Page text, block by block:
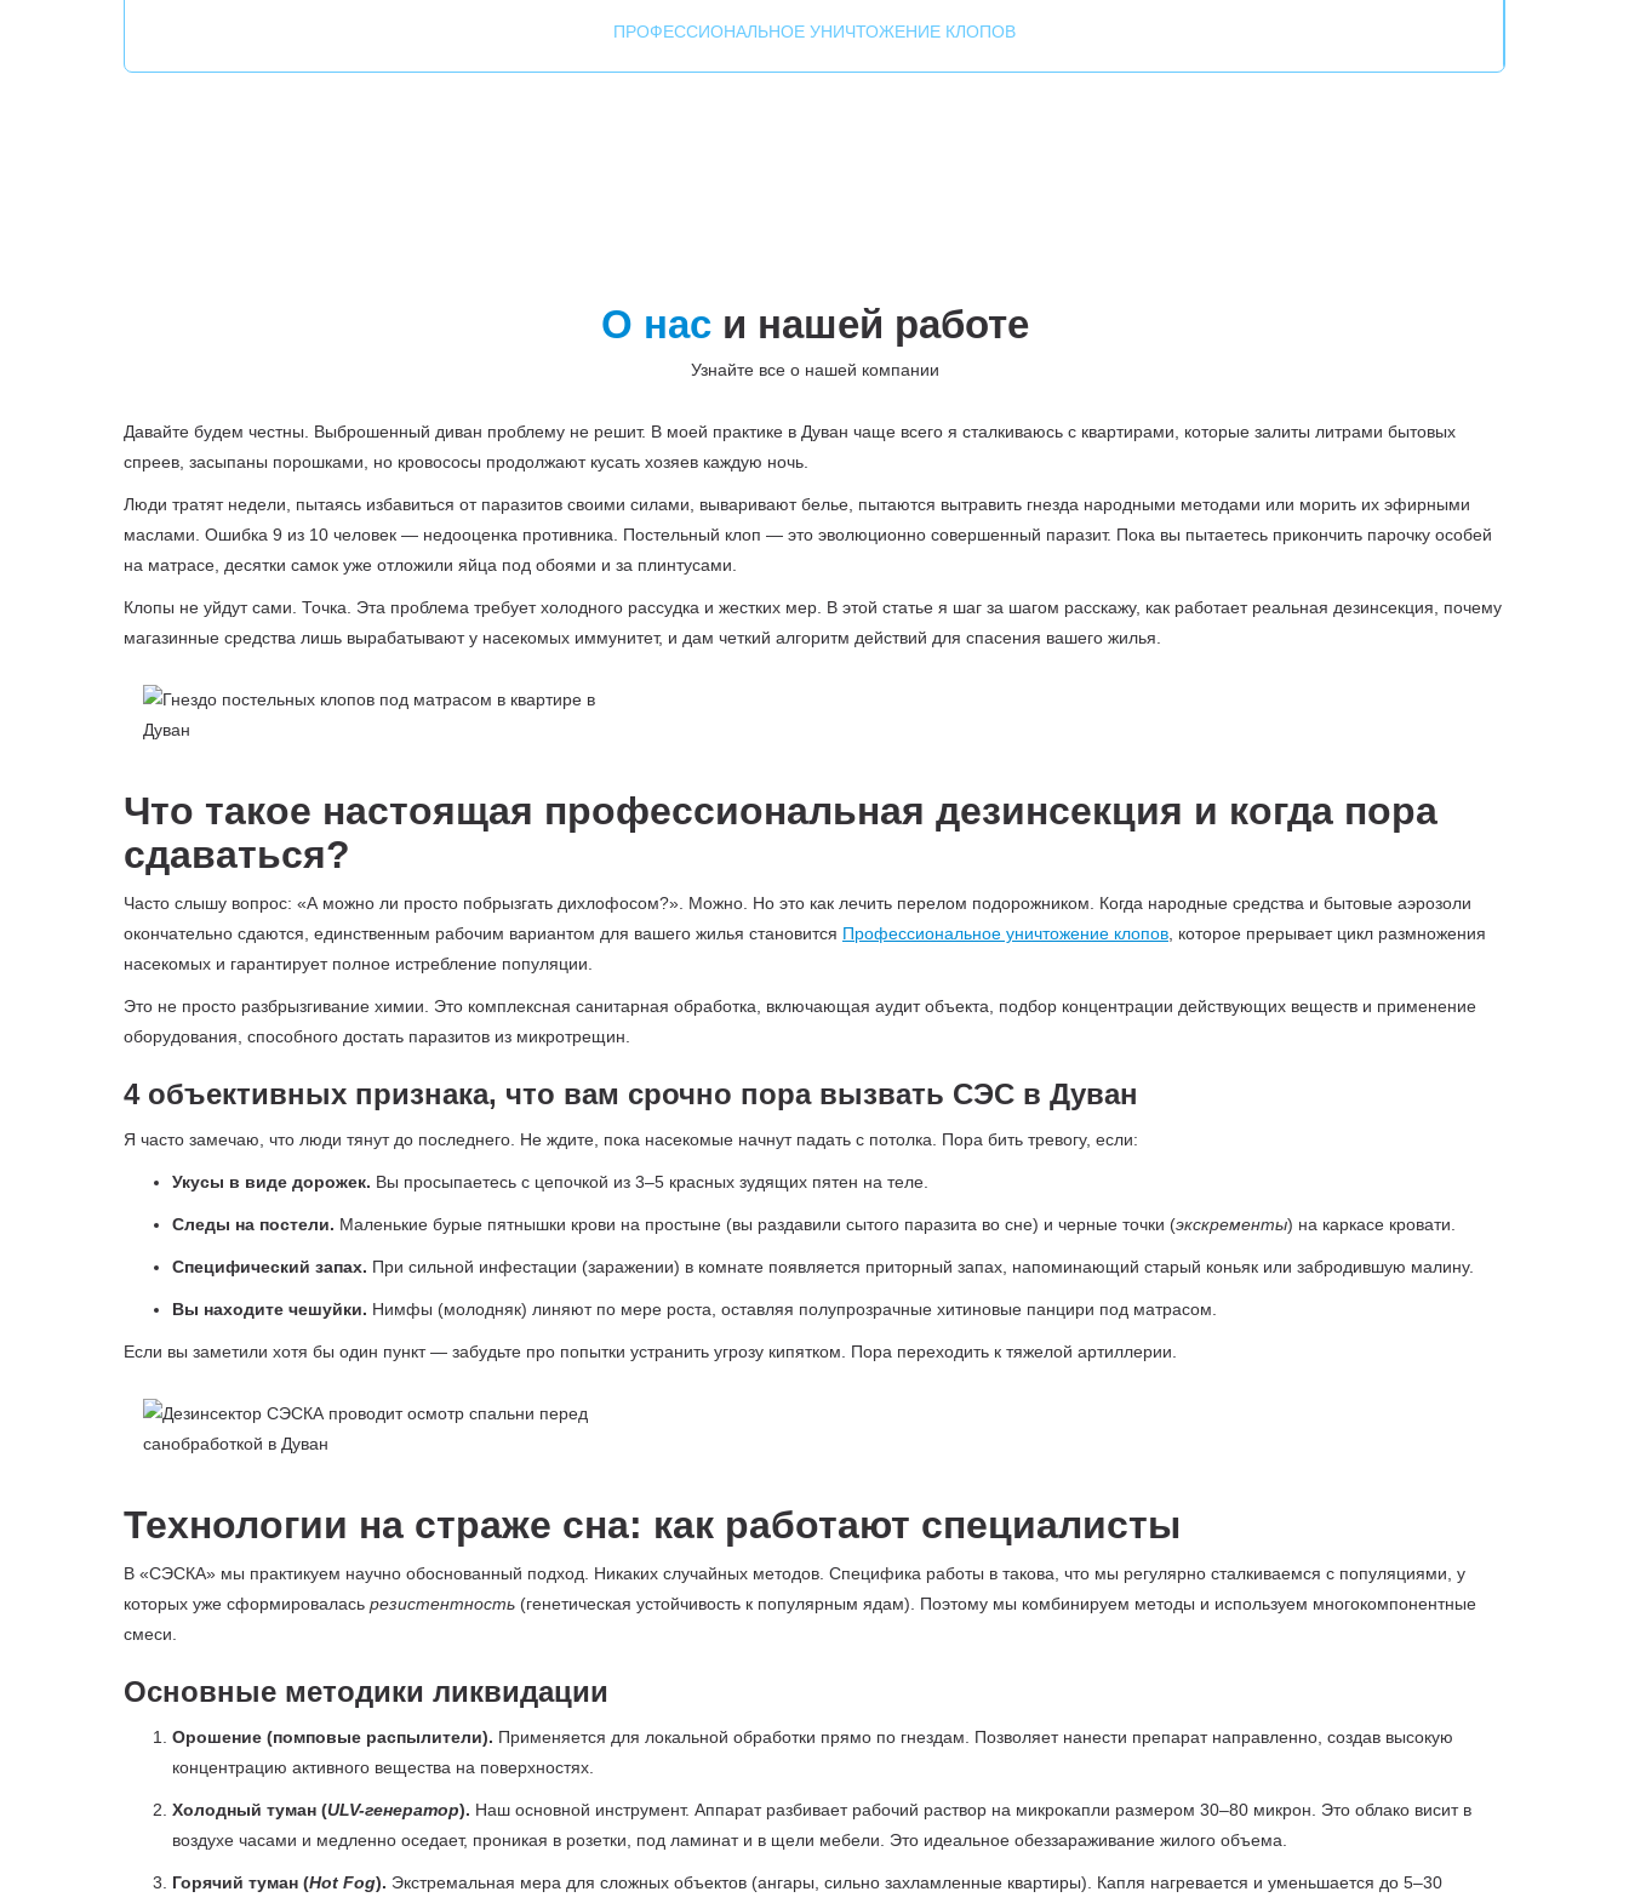
ПРОФЕССИОНАЛЬНОЕ УНИЧТОЖЕНИЕ КЛОПОВ
О наси нашей работе
Узнайте все о нашей компании
Давайте будем честны. Выброшенный диван проблему не решит. В моей практике в Дуван чаще всего я сталкиваюсь с квартирами, которые залиты литрами бытовых
спреев, засыпаны порошками, но кровососы продолжают кусать хозяев каждую ночь.
Люди тратят недели, пытаясь избавиться от паразитов своими силами, вываривают белье, пытаются вытравить гнезда народными методами или морить их эфирными
маслами. Ошибка 9 из 10 человек — недооценка противника. Постельный клоп — это эволюционно совершенный паразит. Пока вы пытаетесь прикончить парочку особей
на матрасе, десятки самок уже отложили яйца под обоями и за плинтусами.
Клопы не уйдут сами. Точка. Эта проблема требует холодного рассудка и жестких мер. В этой статье я шаг за шагом расскажу, как работает реальная дезинсекция, почему
магазинные средства лишь вырабатывают у насекомых иммунитет, и дам четкий алгоритм действий для спасения вашего жилья.
Что такое настоящая профессиональная дезинсекция и когда пора
сдаваться?
Часто слышу вопрос: «А можно ли просто побрызгать дихлофосом?». Можно. Но это как лечить перелом подорожником. Когда народные средства и бытовые аэрозоли
окончательно сдаются, единственным рабочим вариантом для вашего жилья становится Профессиональное уничтожение клопов , которое прерывает цикл размножения
насекомых и гарантирует полное истребление популяции.
Это не просто разбрызгивание химии. Это комплексная санитарная обработка, включающая аудит объекта, подбор концентрации действующих веществ и применение
оборудования, способного достать паразитов из микротрещин.
4 объективных признака, что вам срочно пора вызвать СЭС в Дуван
Я часто замечаю, что люди тянут до последнего. Не ждите, пока насекомые начнут падать с потолка. Пора бить тревогу, если:
Укусы в виде дорожек. Вы просыпаетесь с цепочкой из 3–5 красных зудящих пятен на теле.
Следы на постели. Маленькие бурые пятнышки крови на простыне (вы раздавили сытого паразита во сне) и черные точки (экскременты) на каркасе кровати.
Специфический запах. При сильной инфестации (заражении) в комнате появляется приторный запах, напоминающий старый коньяк или забродившую малину.
Вы находите чешуйки. Нимфы (молодняк) линяют по мере роста, оставляя полупрозрачные хитиновые панцири под матрасом.
Если вы заметили хотя бы один пункт — забудьте про попытки устранить угрозу кипятком. Пора переходить к тяжелой артиллерии.
Технологии на страже сна: как работают специалисты
В «СЭСКА» мы практикуем научно обоснованный подход. Никаких случайных методов. Специфика работы в такова, что мы регулярно сталкиваемся с популяциями, у
которых уже сформировалась резистентность (генетическая устойчивость к популярным ядам). Поэтому мы комбинируем методы и используем многокомпонентные
смеси.
Основные методики ликвидации
Орошение (помповые распылители). Применяется для локальной обработки прямо по гнездам. Позволяет нанести препарат направленно, создав высокую
концентрацию активного вещества на поверхностях.
Холодный туман (ULV-генератор). Наш основной инструмент. Аппарат разбивает рабочий раствор на микрокапли размером 30–80 микрон. Это облако висит в
воздухе часами и медленно оседает, проникая в розетки, под ламинат и в щели мебели. Это идеальное обеззараживание жилого объема.
Горячий туман (Hot Fog). Экстремальная мера для сложных объектов (ангары, сильно захламленные квартиры). Капля нагревается и уменьшается до 5–30